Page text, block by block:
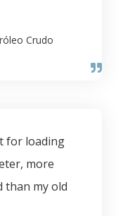
Crudo
for loading
more
than my old